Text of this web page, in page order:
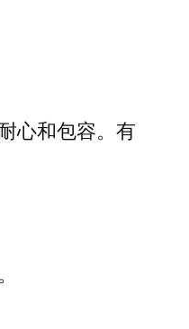
心和包容。有